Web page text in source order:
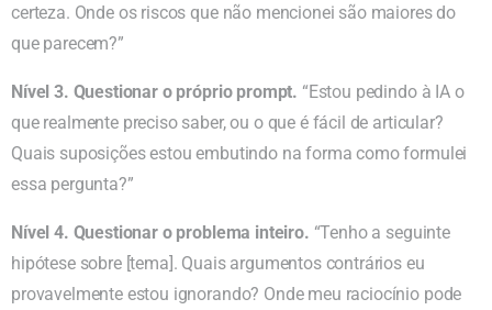
certeza. Onde os riscos que não mencionei são maiores do
que parecem?”
Nível 3. Questionar o próprio prompt. “Estou pedindo à IA o
que realmente preciso saber, ou o que é fácil de articular?
Quais suposições estou embutindo na forma como formulei
essa pergunta?”
Nível 4. Questionar o problema inteiro. “Tenho a seguinte
hipótese sobre [tema]. Quais argumentos contrários eu
provavelmente estou ignorando? Onde meu raciocínio pode